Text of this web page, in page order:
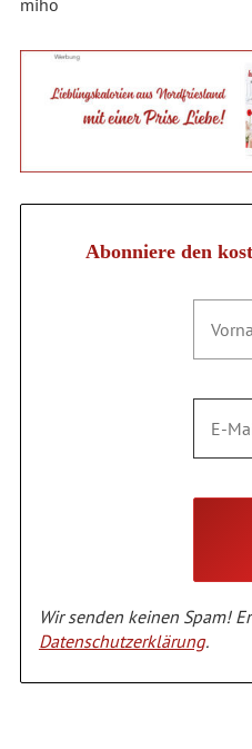
Abonniere den
Wir senden keinen Spam!
Datenschutzerklärung.